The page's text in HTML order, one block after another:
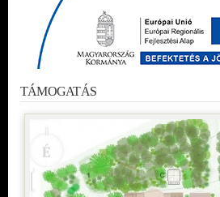
TÁMOGATÁS